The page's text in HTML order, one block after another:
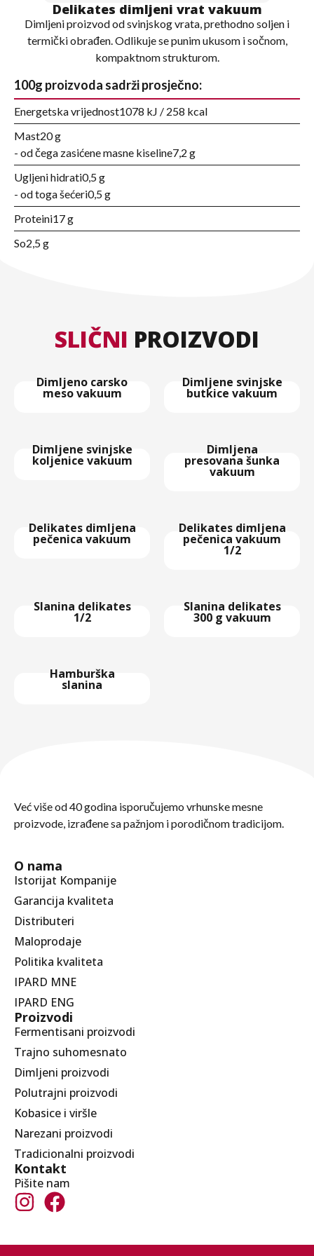
Delikates dimljeni vrat vakuum
Dimljeni proizvod od svinjskog vrata, prethodno soljen i
termički obrađen. Odlikuje se punim ukusom i sočnom,
kompaktnom strukturom.
100g proizvoda sadrži prosječno:
Energetska vrijednost1078 kJ / 258 kcal
Mast20 g
- od čega zasićene masne kiseline7,2 g
Ugljeni hidrati0,5 g
- od toga šećeri0,5 g
Proteini17 g
So2,5 g
SLIČNI PROIZVODI
Dimljeno carsko
meso vakuum
Dimljene svinjske
butkice vakuum
Dimljene svinjske
koljenice vakuum
Dimljena
presovana šunka
vakuum
Delikates dimljena
pečenica vakuum
Delikates dimljena
pečenica vakuum
1/2
Slanina delikates
1/2
Slanina delikates
300 g vakuum
Hamburška
slanina
Već više od 40 godina isporučujemo vrhunske mesne
proizvode, izrađene sa pažnjom i porodičnom tradicijom.
O nama
Istorijat Kompanije
Garancija kvaliteta
Distributeri
Maloprodaje
Politika kvaliteta
IPARD MNE
IPARD ENG
Proizvodi
Fermentisani proizvodi
Trajno suhomesnato
Dimljeni proizvodi
Polutrajni proizvodi
Kobasice i viršle
Narezani proizvodi
Tradicionalni proizvodi
Kontakt
Pišite nam